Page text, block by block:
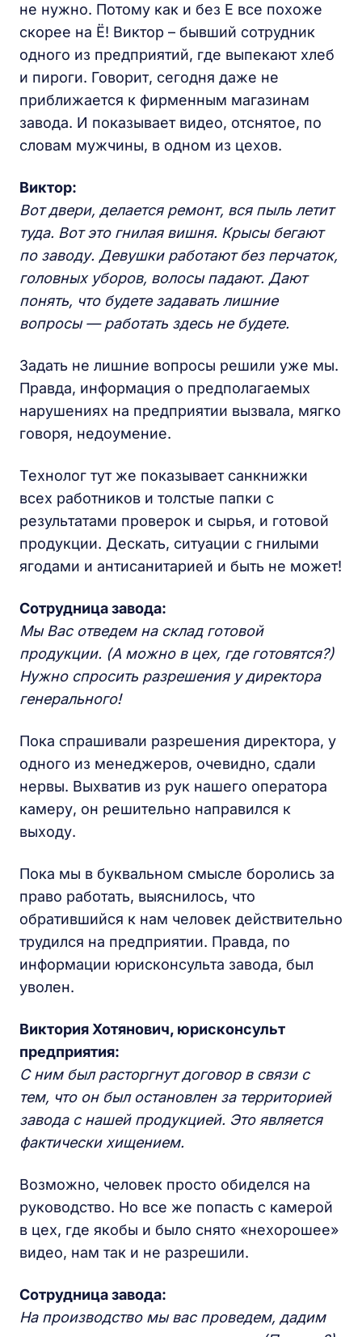
не нужно. Потому как и без Е все похоже
скорее на Ё! Виктор – бывший сотрудник
одного из предприятий, где выпекают хлеб
и пироги. Говорит, сегодня даже не
приближается к фирменным магазинам
завода. И показывает видео, отснятое, по
словам мужчины, в одном из цехов.
Виктор:
Вот двери, делается ремонт, вся пыль летит
туда. Вот это гнилая вишня. Крысы бегают
по заводу. Девушки работают без перчаток,
головных уборов, волосы падают. Дают
понять, что будете задавать лишние
вопросы — работать здесь не будете.
Задать не лишние вопросы решили уже мы.
Правда, информация о предполагаемых
нарушениях на предприятии вызвала, мягко
говоря, недоумение.
Технолог тут же показывает санкнижки
всех работников и толстые папки с
результатами проверок и сырья, и готовой
продукции. Дескать, ситуации с гнилыми
ягодами и антисанитарией и быть не может!
Сотрудница завода:
Мы Вас отведем на склад готовой
продукции. (А можно в цех, где готовятся?)
Нужно спросить разрешения у директора
генерального!
Пока спрашивали разрешения директора, у
одного из менеджеров, очевидно, сдали
нервы. Выхватив из рук нашего оператора
камеру, он решительно направился к
выходу.
Пока мы в буквальном смысле боролись за
право работать, выяснилось, что
обратившийся к нам человек действительно
трудился на предприятии. Правда, по
информации юрисконсульта завода, был
уволен.
Виктория Хотянович, юрисконсульт
предприятия:
С ним был расторгнут договор в связи с
тем, что он был остановлен за территорией
завода с нашей продукцией. Это является
фактически хищением.
Возможно, человек просто обиделся на
руководство. Но все же попасть с камерой
в цех, где якобы и было снято «нехорошее»
видео, нам так и не разрешили.
Сотрудница завода:
На производство мы вас проведем, дадим